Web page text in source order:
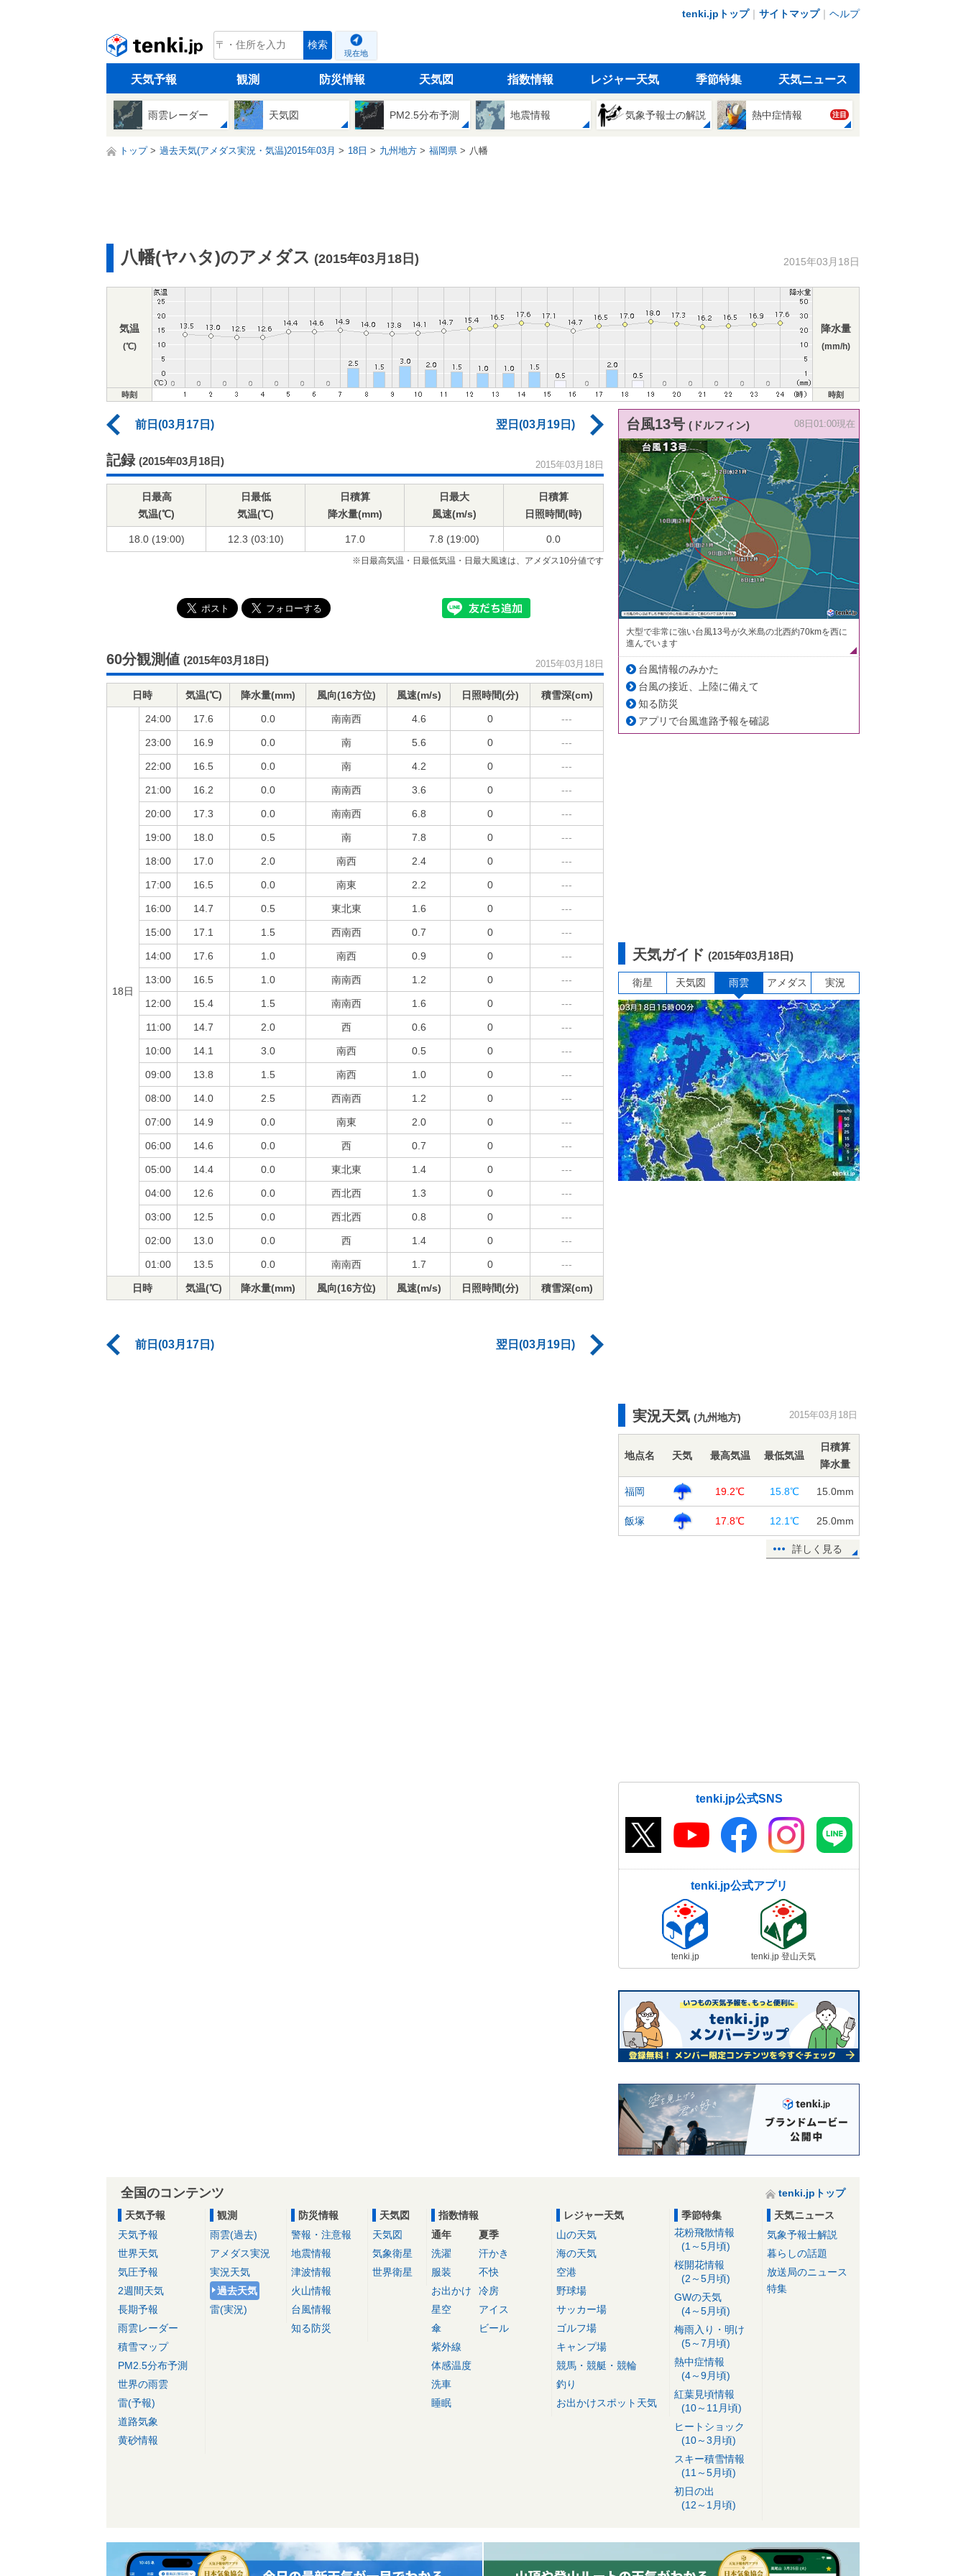
tenki.jpトップ｜ サイトマップ｜ ヘルプ
tenki.jp 検索
現在地
天気予報 観測 防災情報 天気図 指数情報 レジャー天気 季節特集 天気ニュース
雨雲レーダー 天気図 PM2.5分布予測 地震情報 気象予報士の解説 熱中症情報 注目
トップ 過去天気(アメダス実況・気温)2015年03月 18日 九州地方 福岡県 八幡
八幡(ヤハタ)のアメダス (2015年03月18日) 2015年03月18日
気温
(℃)
降水量
(mm/h)
時刻 時刻
前日(03月17日) 翌日(03月19日)
記録 (2015年03月18日) 2015年03月18日
日最高
気温(℃)
日最低
気温(℃)
日積算
降水量(mm)
日最大
風速(m/s)
日積算
日照時間(時)
18.0 (19:00) 12.3 (03:10) 17.0 7.8 (19:00) 0.0
※日最高気温・日最低気温・日最大風速は、アメダス10分値です
60分観測値 (2015年03月18日) 2015年03月18日
日時 気温(℃) 降水量(mm) 風向(16方位) 風速(m/s) 日照時間(分) 積雪深(cm)
18日
24:00 17.6 0.0 南南西 4.6 0 ---
23:00 16.9 0.0 南 5.6 0 ---
22:00 16.5 0.0 南 4.2 0 ---
21:00 16.2 0.0 南南西 3.6 0 ---
20:00 17.3 0.0 南南西 6.8 0 ---
19:00 18.0 0.5 南 7.8 0 ---
18:00 17.0 2.0 南西 2.4 0 ---
17:00 16.5 0.0 南東 2.2 0 ---
16:00 14.7 0.5 東北東 1.6 0 ---
15:00 17.1 1.5 西南西 0.7 0 ---
14:00 17.6 1.0 南西 0.9 0 ---
13:00 16.5 1.0 南南西 1.2 0 ---
12:00 15.4 1.5 南南西 1.6 0 ---
11:00 14.7 2.0 西 0.6 0 ---
10:00 14.1 3.0 南西 0.5 0 ---
09:00 13.8 1.5 南西 1.0 0 ---
08:00 14.0 2.5 西南西 1.2 0 ---
07:00 14.9 0.0 南東 2.0 0 ---
06:00 14.6 0.0 西 0.7 0 ---
05:00 14.4 0.0 東北東 1.4 0 ---
04:00 12.6 0.0 西北西 1.3 0 ---
03:00 12.5 0.0 西北西 0.8 0 ---
02:00 13.0 0.0 西 1.4 0 ---
01:00 13.5 0.0 南南西 1.7 0 ---
日時 気温(℃) 降水量(mm) 風向(16方位) 風速(m/s) 日照時間(分) 積雪深(cm)
前日(03月17日) 翌日(03月19日)
台風13号 (ドルフィン) 08日01:00現在
大型で非常に強い台風13号が久米島の北西約70kmを西に
進んでいます
台風情報のみかた
台風の接近、上陸に備えて
知る防災
アプリで台風進路予報を確認
天気ガイド (2015年03月18日)
衛星 天気図 雨雲 アメダス 実況
実況天気 (九州地方) 2015年03月18日
地点名 天気 最高気温 最低気温
日積算
降水量
福岡 19.2℃ 15.8℃ 15.0mm
飯塚 17.8℃ 12.1℃ 25.0mm
詳しく見る
tenki.jp公式SNS
tenki.jp公式アプリ
tenki.jp tenki.jp 登山天気
全国のコンテンツ
tenki.jpトップ
天気予報
天気予報
世界天気
気圧予報
2週間天気
長期予報
雨雲レーダー
積雪マップ
PM2.5分布予測
世界の雨雲
雷(予報)
道路気象
黄砂情報
観測
雨雲(過去)
アメダス実況
実況天気
過去天気
雷(実況)
防災情報
警報・注意報
地震情報
津波情報
火山情報
台風情報
知る防災
天気図
天気図
気象衛星
世界衛星
指数情報
通年
洗濯
服装
お出かけ
星空
傘
紫外線
体感温度
洗車
睡眠
夏季
汗かき
不快
冷房
アイス
ビール
レジャー天気
山の天気
海の天気
空港
野球場
サッカー場
ゴルフ場
キャンプ場
競馬・競艇・競輪
釣り
お出かけスポット天気
季節特集
花粉飛散情報
(1～5月頃)
桜開花情報
(2～5月頃)
GWの天気
(4～5月頃)
梅雨入り・明け
(5～7月頃)
熱中症情報
(4～9月頃)
紅葉見頃情報
(10～11月頃)
ヒートショック
(10～3月頃)
スキー積雪情報
(11～5月頃)
初日の出
(12～1月頃)
天気ニュース
気象予報士解説
暮らしの話題
放送局のニュース
特集